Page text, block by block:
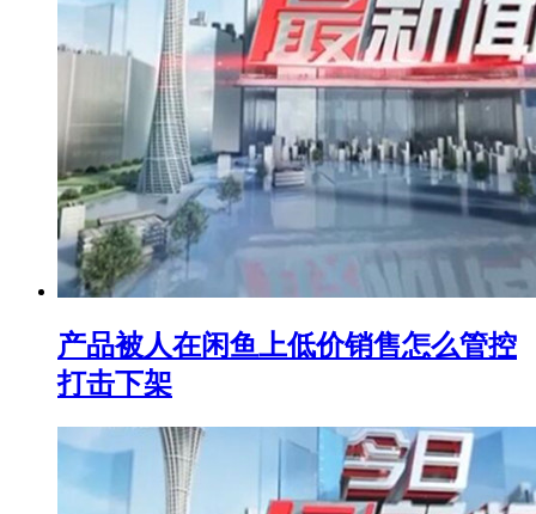
产品被人在闲鱼上低价销售怎么管控
打击下架